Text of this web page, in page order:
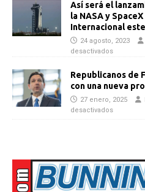
Así será el
la NASA y
Internacional
24 agosto, 2023
desactivados
Republicanos de
con una nueva
27 enero, 2025
desactivados